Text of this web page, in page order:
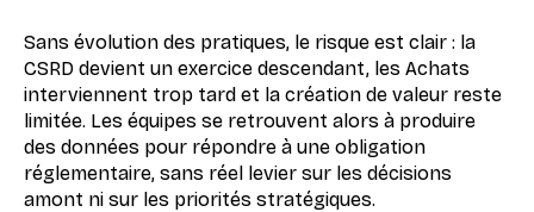
Sans évolution des pratiques, le risque est clair : la
CSRD devient un exercice descendant, les Achats
interviennent trop tard et la création de valeur reste
limitée. Les équipes se retrouvent alors à produire
des données pour répondre à une obligation
réglementaire, sans réel levier sur les décisions
amont ni sur les priorités stratégiques.